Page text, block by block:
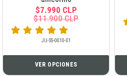
$7.990 CLP
$11.900 CLP
JU-SS-0010-01
VER OPCIONES